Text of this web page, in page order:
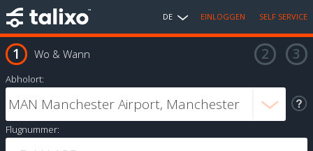
DE EINLOGGEN SELF SERVICE
Wo & Wann
Abholort:
Flugnummer: